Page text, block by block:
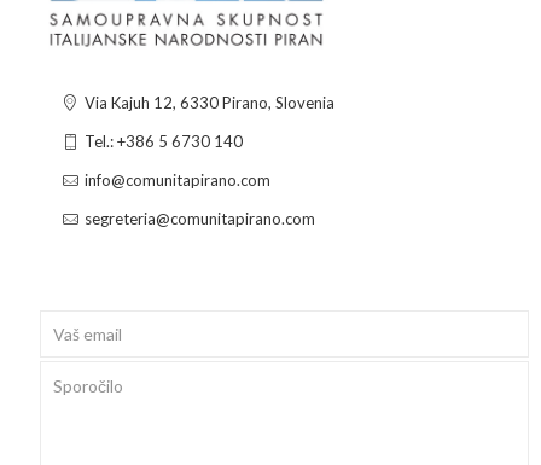
Via Kajuh 12, 6330 Pirano, Slovenia
Tel.: +386 5 6730 140
info@comunitapirano.com
segreteria@comunitapirano.com